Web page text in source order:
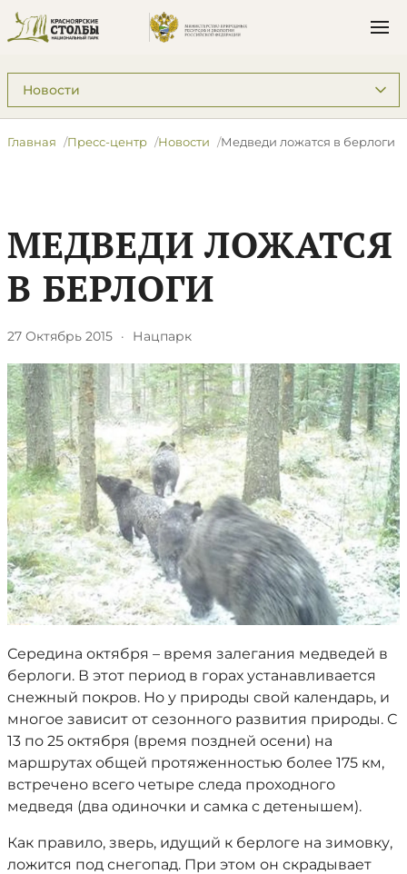
Подразделы: Пресс-центр
Главная Пресс-центр Новости Медведи ложатся в берлоги
МЕДВЕДИ ЛОЖАТСЯ
В БЕРЛОГИ
27 Октябрь 2015 · Нацпарк
Середина октября – время залегания медведей в
берлоги. В этот период в горах устанавливается
снежный покров. Но у природы свой календарь, и
многое зависит от сезонного развития природы. С
13 по 25 октября (время поздней осени) на
маршрутах общей протяженностью более 175 км,
встречено всего четыре следа проходного
медведя (два одиночки и самка с детенышем).
Как правило, зверь, идущий к берлоге на зимовку,
ложится под снегопад. При этом он скрадывает